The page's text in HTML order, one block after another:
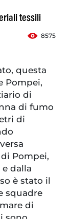
tessili
8575
questa
Pompei,
di
di fumo
di
Pompei,
dalla
è stato il
squadre
di